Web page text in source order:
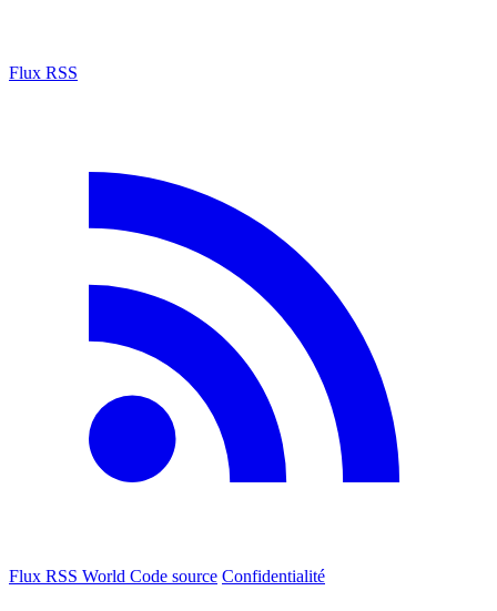
Flux RSS
Flux RSS World Code source Confidentialité